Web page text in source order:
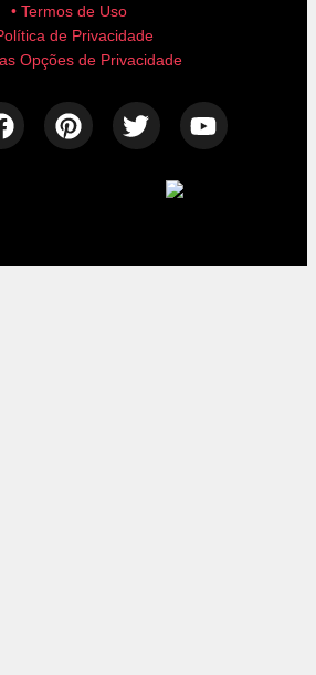
• Termos de Uso
de Privacidade
Opções de Privacidade